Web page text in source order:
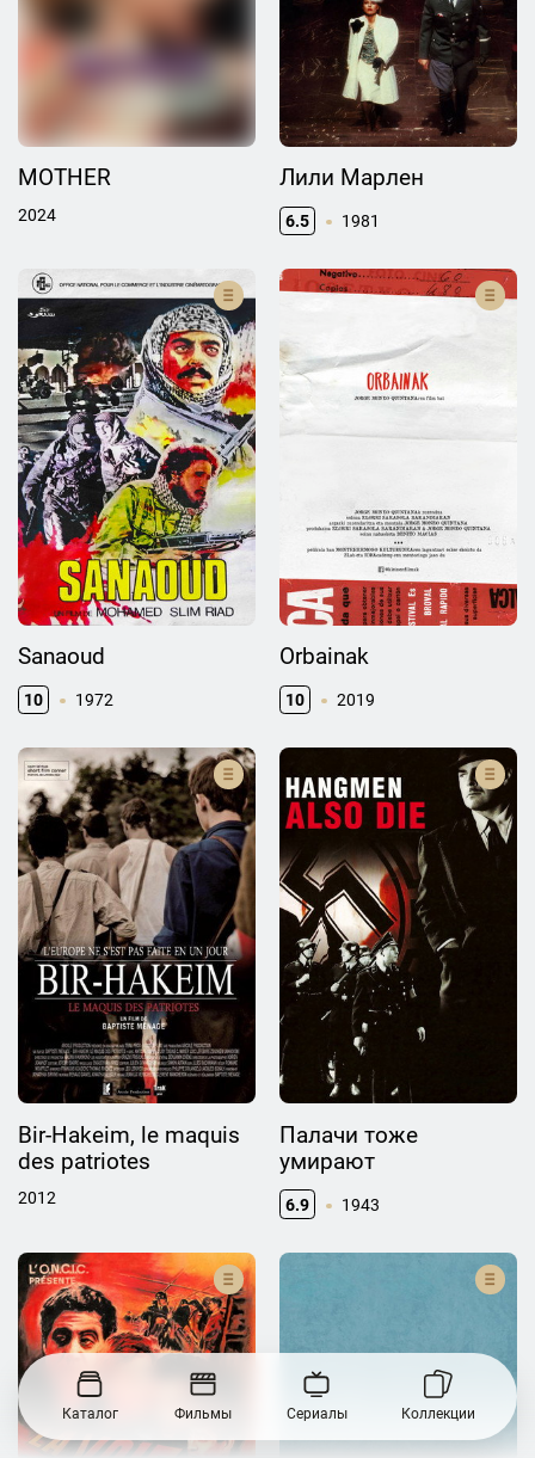
MOTHER
2024
Лили Марлен
6.5 1981
Sanaoud
10 1972
Orbainak
10 2019
Bir-Hakeim, le maquis
des patriotes
2012
Палачи тоже
умирают
6.9 1943
Каталог Фильмы Сериалы Коллекции